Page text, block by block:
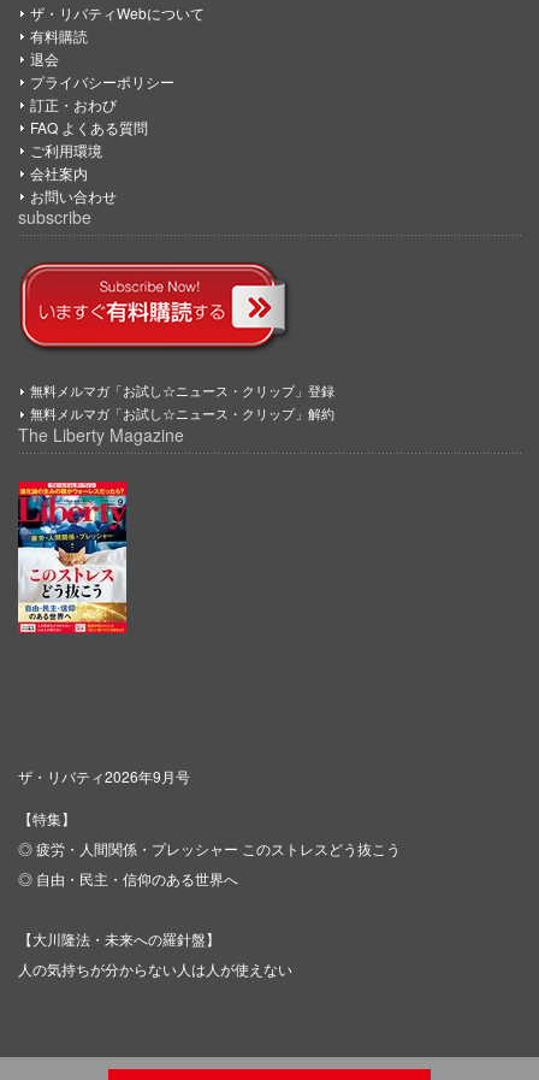
ザ・リバティWebについて
有料購読
退会
プライバシーポリシー
訂正・おわび
FAQ よくある質問
ご利用環境
会社案内
お問い合わせ
subscribe
無料メルマガ「お試し☆ニュース・クリップ」登録
無料メルマガ「お試し☆ニュース・クリップ」解約
The Liberty Magazine
ザ・リバティ2026年9月号
【特集】
◎ 疲労・人間関係・プレッシャー このストレスどう抜こう
◎ 自由・民主・信仰のある世界へ
【大川隆法・未来への羅針盤】
人の気持ちが分からない人は人が使えない